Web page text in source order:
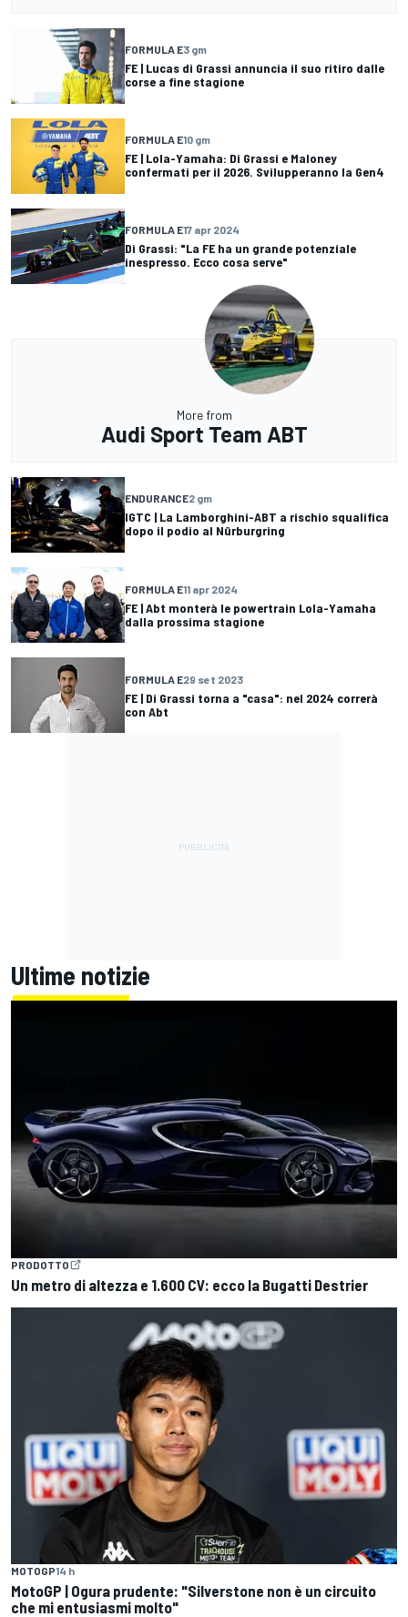
FORMULA E3 gm
FE | Lucas di Grassi annuncia il suo ritiro dalle
corse a fine stagione
FORMULA E10 gm
FE | Lola-Yamaha: Di Grassi e Maloney
confermati per il 2026. Svilupperanno la Gen4
FORMULA E17 apr 2024
Di Grassi: "La FE ha un grande potenziale
inespresso. Ecco cosa serve"
More from
Audi Sport Team ABT
ENDURANCE2 gm
IGTC | La Lamborghini-ABT a rischio squalifica
dopo il podio al Nürburgring
FORMULA E11 apr 2024
FE | Abt monterà le powertrain Lola-Yamaha
dalla prossima stagione
FORMULA E29 set 2023
FE | Di Grassi torna a "casa": nel 2024 correrà
con Abt
Ultime notizie
PRODOTTO
Un metro di altezza e 1.600 CV: ecco la Bugatti Destrier
MOTOGP14 h
MotoGP | Ogura prudente: "Silverstone non è un circuito
che mi entusiasmi molto"